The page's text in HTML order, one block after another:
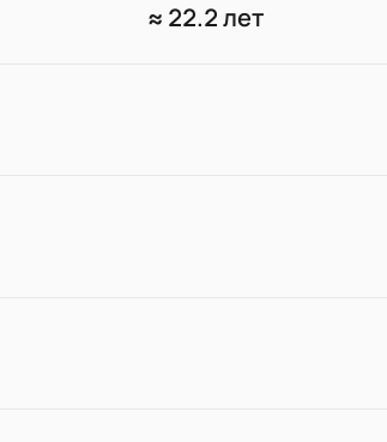
≈ 22.2 лет